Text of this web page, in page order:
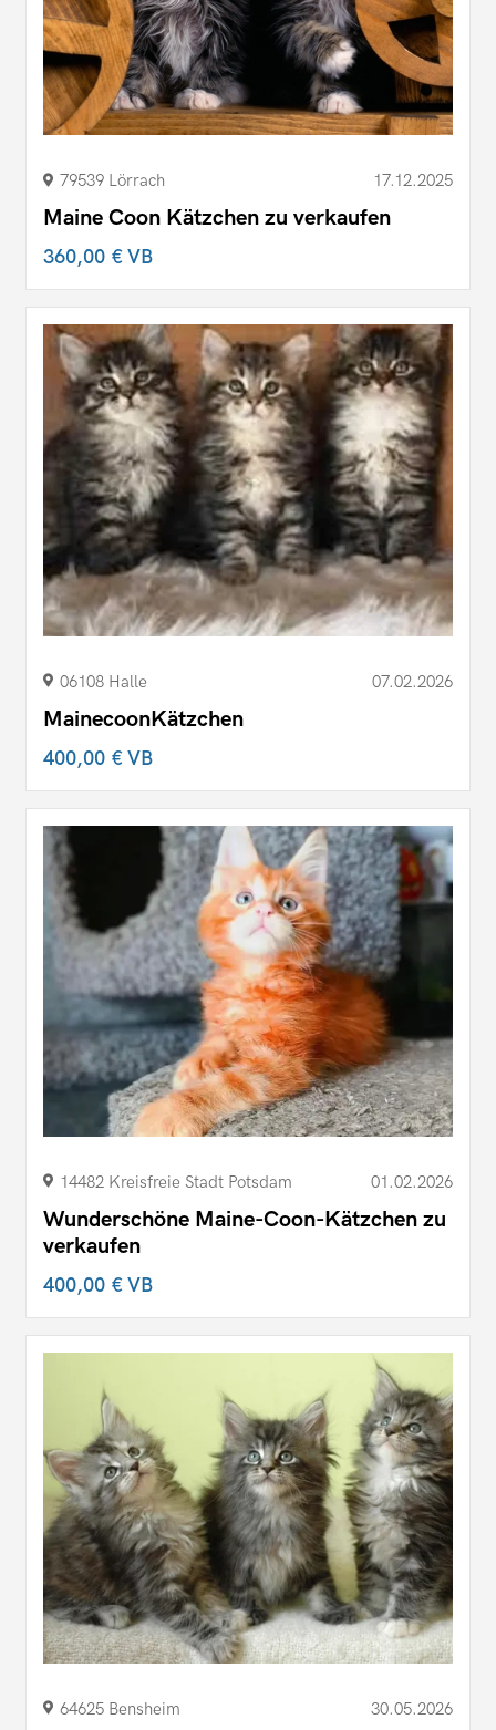
79539 Lörrach 17.12.2025
Maine Coon Kätzchen zu verkaufen
360,00 €VB
06108 Halle 07.02.2026
MainecoonKätzchen
400,00 €VB
14482 Kreisfreie Stadt Potsdam 01.02.2026
Wunderschöne Maine-Coon-Kätzchen zu
verkaufen
400,00 €VB
64625 Bensheim 30.05.2026